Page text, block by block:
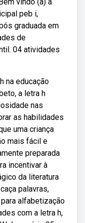
peb i,
graduada em
de
04 atividades
na educação
a letra h
nas
as habilidades
uma criança
mais fácil e
preparada
incentivar à
da literatura
palavras,
alfabetização
com a letra h,